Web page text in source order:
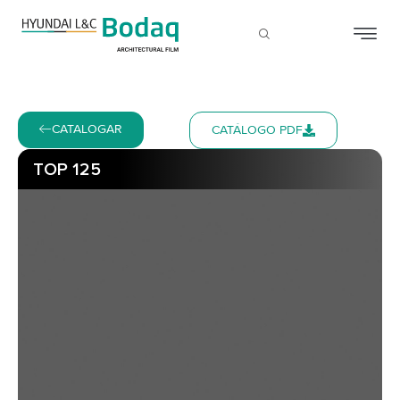
CATALOGAR CATÁLOGO PDF
TOP 125